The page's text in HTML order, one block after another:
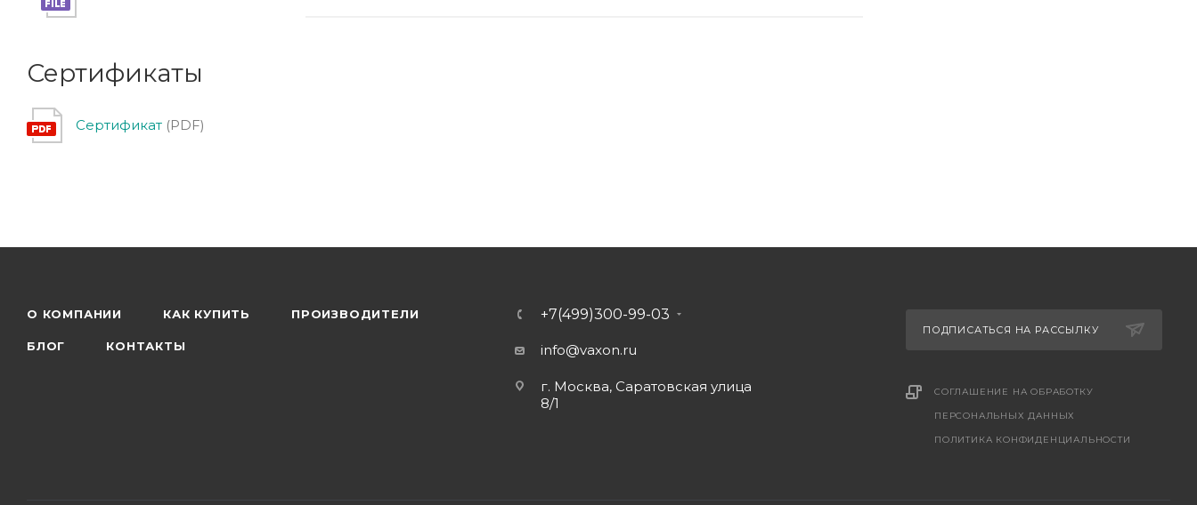
Сертификаты
Сертификат (PDF)
О КОМПАНИИ КАК КУПИТЬ ПРОИЗВОДИТЕЛИ
БЛОГ КОНТАКТЫ
+7(499)300-99-03
info@vaxon.ru
г. Москва, Саратовская улица
8/1
ПОДПИСАТЬСЯ НА РАССЫЛКУ
СОГЛАШЕНИЕ НА ОБРАБОТКУ
ПЕРСОНАЛЬНЫХ ДАННЫХ
ПОЛИТИКА КОНФИДЕНЦИАЛЬНОСТИ